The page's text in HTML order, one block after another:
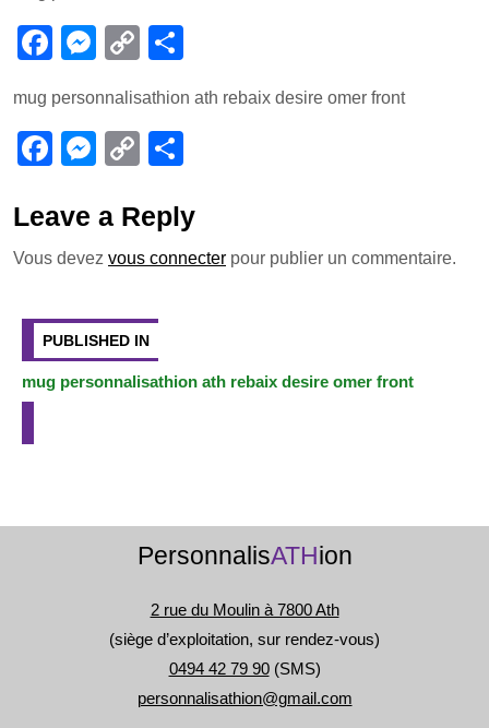
F
c
e
o
o
M
ss
e
g
er
C
p
y
n
k
ta
mug personnalisathion ath rebaix desire omer front
F
c
e
o
o
k
M
ss
e
g
er
C
p
y
n
k
ta
g
Leave a Reply
Vous devez vous connecter pour publier un commentaire.
l’article
PUBLISHED IN
mug personnalisathion ath rebaix desire omer front
PersonnalisATHion
2 rue du Moulin à 7800 Ath
(siège d’exploitation, sur rendez-vous)
0494 42 79 90(SMS)
personnalisathion@gmail.com